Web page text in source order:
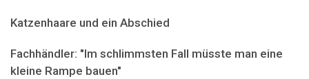
Katzenhaare und ein Abschied
Fachhändler: "Im schlimmsten Fall müsste man eine
kleine Rampe bauen"